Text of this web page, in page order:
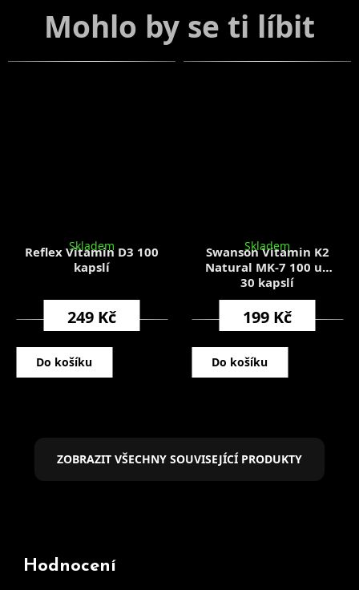
Reflex Vitamin D3 100
kapslí
Skladem
249 Kč
Do košíku
Swanson Vitamin K2
Natural MK-7 100 ug
30 kapslí
Skladem
199 Kč
Do košíku
ZOBRAZIT VŠECHNY SOUVISEJÍCÍ PRODUKTY
Hodnocení